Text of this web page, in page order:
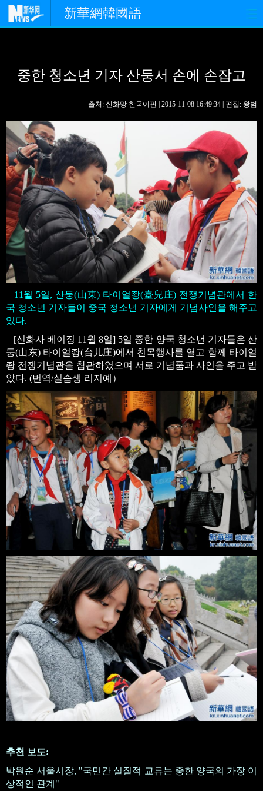
新華網韓國語
경제 사회 포토
핫 TV 문화
연예 관광 오피니언
생생 중국어
중한 청소년 기자 산둥서 손에 손잡고
출처: 신화망 한국어판 | 2015-11-08 16:49:34 | 편집: 왕범
11월 5일, 산둥(山東) 타이얼좡(臺兒庄) 전쟁기념관에서 한
국 청소년 기자들이 중국 청소년 기자에게 기념사인을 해주고
있다.
[신화사 베이징 11월 8일] 5일 중한 양국 청소년 기자들은 산
둥(山东) 타이얼좡(台儿庄)에서 친목행사를 열고 함께 타이얼
좡 전쟁기념관을 참관하였으며 서로 기념품과 사인을 주고 받
았다. (번역/실습생 리지예）
추천 보도:
박원순 서울시장, "국민간 실질적 교류는 중한 양국의 가장 이
상적인 관계"